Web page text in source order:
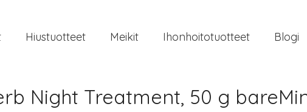
Hiustuotteet Meikit Ihonhoitotuotteet Blogi
Night Treatment, 50 g